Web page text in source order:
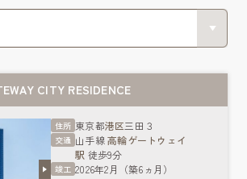
CITY RESIDENCE
住所 東京都港区三田３
交通 山手線高輪ゲートウェイ
駅 徒歩9分
竣工 2026年2月（築6ヵ月）